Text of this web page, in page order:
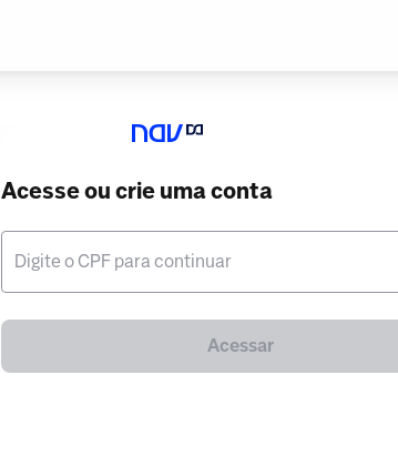
Acesse ou crie uma conta
Digite o CPF para continuar
Acessar